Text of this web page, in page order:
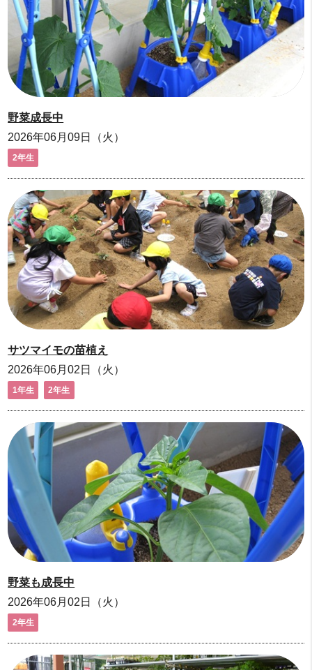
野菜成長中
2026年06月09日（火）
2年生
サツマイモの苗植え
2026年06月02日（火）
1年生 2年生
野菜も成長中
2026年06月02日（火）
2年生